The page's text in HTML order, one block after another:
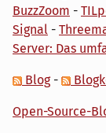
BuzzZoom -
Signal -
Server: Das
Blog-
Open-Source-